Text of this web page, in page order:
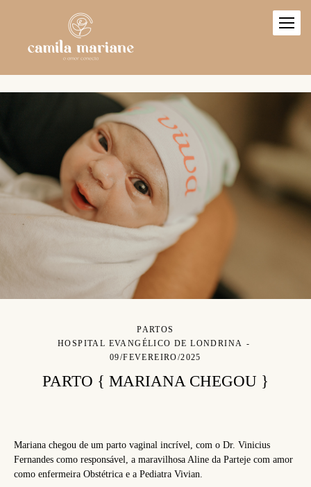
PARTOS
HOSPITAL EVANGÉLICO DE LONDRINA
09/FEVEREIRO/2025
PARTO { MARIANA CHEGOU }
Mariana chegou de um parto vaginal incrível, com o Dr. Vinicius
Fernandes como responsável, a maravilhosa Aline da Parteje com amor
como enfermeira Obstétrica e a Pediatra Vivian.